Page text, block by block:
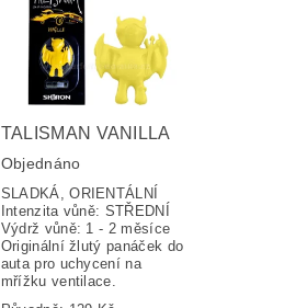
TALISMAN VANILLA
Objednáno
SLADKÁ, ORIENTÁLNÍ
Intenzita vůně: STŘEDNÍ
Výdrž vůně: 1 - 2 měsíce
Originální žlutý panáček do
auta pro uchycení na
mřížku ventilace.